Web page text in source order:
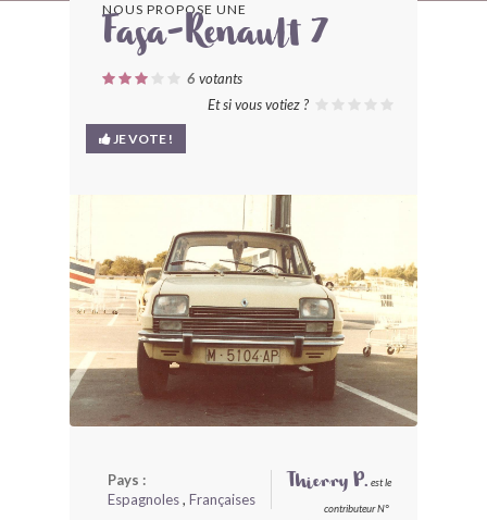
ARCHIVES
LES CONTRIBUTEURS
LE BLOG
BONJOURLAVIEILLE ?
MODÈLES ET MARQUES
COMMENT FONCTIONNE BLV ?
NOUS PROPOSE UNE
Fasa-Renault 7
6 votants
Et si vous votiez ?
JE VOTE !
Pays :
Espagnoles, Françaises
Thierry P. est le
contributeur N°